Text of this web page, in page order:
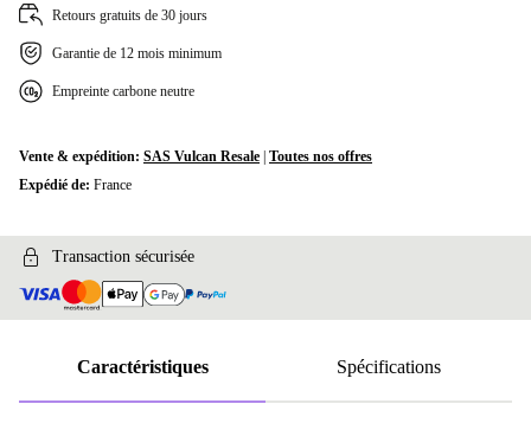
Retours gratuits de 30 jours
Garantie de 12 mois minimum
Empreinte carbone neutre
Vente & expédition: SAS Vulcan Resale Toutes nos offres
Expédié de: France
Transaction sécurisée
Caractéristiques Spécifications